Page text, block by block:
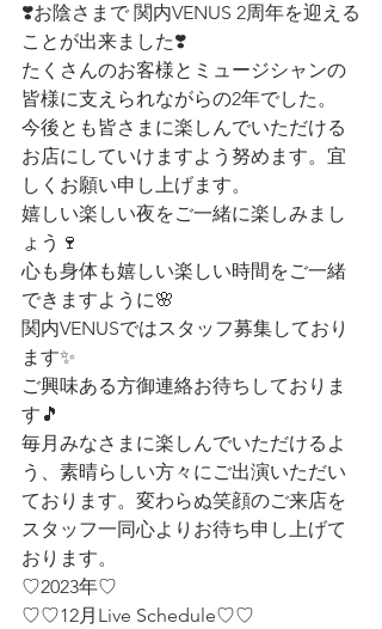
❣️お陰さまで 関内VENUS 2周年を迎える
ことが出来ました❣️
たくさんのお客様とミュージシャンの
皆様に支えられながらの2年でした。
今後とも皆さまに楽しんでいただける
お店にしていけますよう努めます。宜
しくお願い申し上げます。
嬉しい楽しい夜をご一緒に楽しみまし
ょう🍷
心も身体も嬉しい楽しい時間をご一緒
できますように🌸
関内VENUSではスタッフ募集しており
ます✨
ご興味ある方御連絡お待ちしておりま
す🎵
毎月みなさまに楽しんでいただけるよ
う、素晴らしい方々にご出演いただい
ております。変わらぬ笑顔のご来店を
スタッフ一同心よりお待ち申し上げて
おります。
♡2023年♡
♡♡12月Live Schedule♡♡